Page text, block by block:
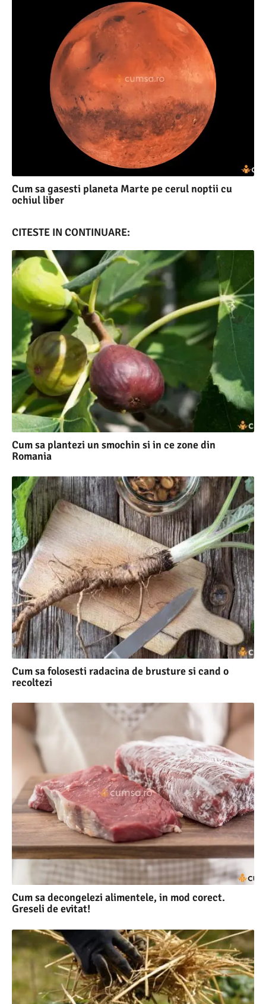
Cum sa gasesti planeta Marte pe cerul noptii cu
ochiul liber
CITESTE IN CONTINUARE:
Cum sa plantezi un smochin si in ce zone din
Romania
Cum sa folosesti radacina de brusture si cand o
recoltezi
Cum sa decongelezi alimentele, in mod corect.
Greseli de evitat!